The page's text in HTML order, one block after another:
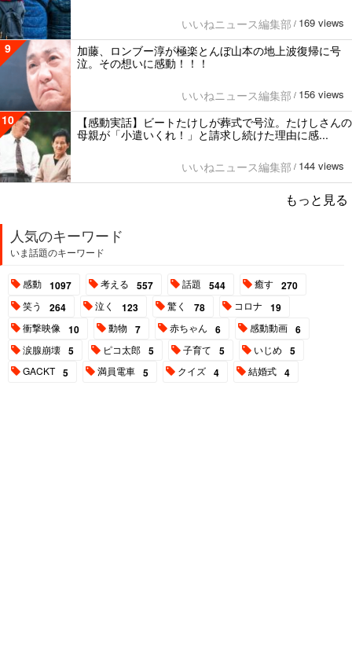
いいねニュース編集部 / 169 views
9
加藤、ロンブー淳が極楽とんぼ山本の地上波復帰に号
泣。その想いに感動！！！
いいねニュース編集部 / 156 views
10
【感動実話】ビートたけしが葬式で号泣。たけしさんの
母親が「小遣いくれ！」と請求し続けた理由に感...
いいねニュース編集部 / 144 views
もっと見る
人気のキーワード
いま話題のキーワード
感動 1097 考える 557 話題 544 癒す 270
笑う 264 泣く 123 驚く 78 コロナ 19
衝撃映像 10 動物 7 赤ちゃん 6 感動動画 6
涙腺崩壊 5 ピコ太郎 5 子育て 5 いじめ 5
GACKT 5 満員電車 5 クイズ 4 結婚式 4